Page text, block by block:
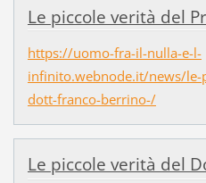
Le piccole verità del
https://uomo-fra-il-nulla-e-l-
infinito.webnode.it/news/le-
dott-franco-berrino-/
Le piccole verità del